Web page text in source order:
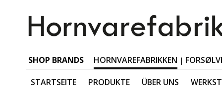
SHOP BRANDS HORNVAREFABRIKKEN |
STARTSEITE PRODUKTE ÜBER UNS